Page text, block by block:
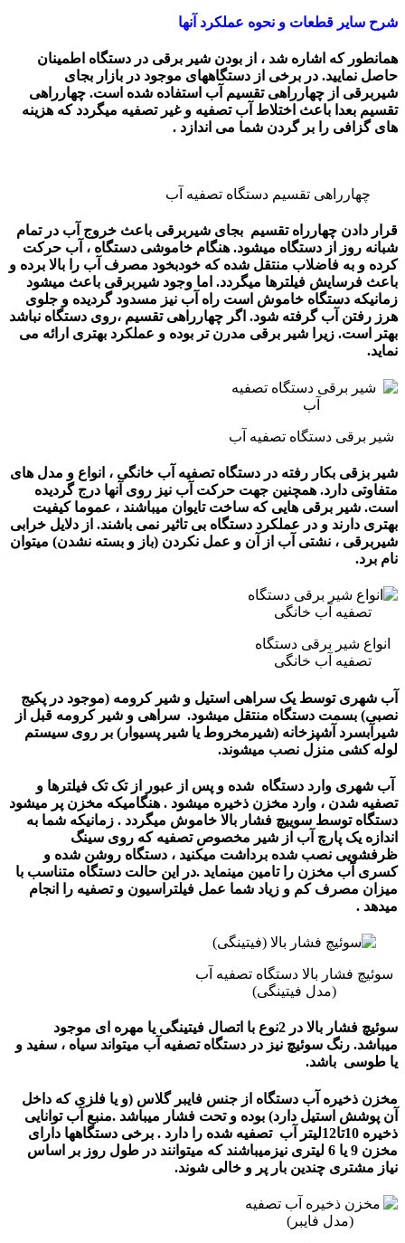
شرح سایر قطعات و نحوه عملکرد آنها
همانطور که اشاره شد ، از بودن شیر برقی در دستگاه اطمینان
حاصل نمایید. در برخی از دستگاههای موجود در بازار بجای
شیربرقی از چهارراهی تقسیم آب استفاده شده است. چهارراهی
تقسیم بعدا باعث اختلاط آب تصفیه و غیر تصفیه میگردد که هزینه
های گزافی را بر گردن شما می اندازد .
چهارراهی تقسیم دستگاه تصفیه آب
قرار دادن چهارراه تقسیم بجای شیربرقی باعث خروج آب در تمام
شبانه روز از دستگاه میشود. هنگام خاموشی دستگاه ، آب حرکت
کرده و به فاضلاب منتقل شده که خودبخود مصرف آب را بالا برده و
باعث فرسایش فیلترها میگردد. اما وجود شیربرقی باعث میشود
زمانیکه دستگاه خاموش است راه آب نیز مسدود گردیده و جلوی
هرز رفتن آب گرفته شود. اگر چهارراهی تقسیم ،روی دستگاه نباشد
بهتر است. زیرا شیر برقی مدرن تر بوده و عملکرد بهتری ارائه می
نماید.
شیر برقی دستگاه تصفیه آب
شیر بزقی بکار رفته در دستگاه تصفیه آب خانگی ، انواع و مدل های
متفاوتی دارد. همچنین جهت حرکت آب نیز روی آنها درج گردیده
است. شیر برقی هایی که ساخت تایوان میباشند ، عموما کیفیت
بهتری دارند و در عملکرد دستگاه بی تاثیر نمی باشند. از دلایل خرابی
شیربرقی ، نشتی آب از آن و عمل نکردن (باز و بسته نشدن) میتوان
نام برد.
انواع شیر برقی دستگاه
تصفیه آب خانگی
آب شهری توسط یک سراهی استیل و شیر کرومه (موجود در پکیج
نصبی) بسمت دستگاه منتقل میشود. سراهی و شیر کرومه قبل از
شیرآبسرد آشپزخانه (شیرمخروط یا شیر پسیوار) بر روی سیستم
لوله کشی منزل نصب میشوند.
آب شهری وارد دستگاه شده و پس از عبور از تک تک فیلترها و
تصفیه شدن ، وارد مخزن ذخیره میشود . هنگامیکه مخزن پر میشود
دستگاه توسط سوییچ فشار بالا خاموش میگردد . زمانیکه شما به
اندازه یک پارچ آب از شیر مخصوص تصفیه که روی سینگ
ظرفشویی نصب شده برداشت میکنید ، دستگاه روشن شده و
کسری آب مخزن را تامین مینماید .در این حالت دستگاه متناسب با
میزان مصرف کم و زیاد شما عمل فیلتراسیون و تصفیه را انجام
میدهد .
سوئیچ فشار بالا دستگاه تصفیه آب
(مدل فیتینگی)
سوئیچ فشار بالا در 2نوع با اتصال فیتینگی یا مهره ای موجود
میباشد. رنگ سوئیچ نیز در دستگاه تصفیه آب میتواند سیاه ، سفید و
یا طوسی باشد.
مخزن ذخیره آب دستگاه از جنس فایبر گلاس (و یا فلزی که داخل
آن پوشش استیل دارد) بوده و تحت فشار میباشد .منبع آب توانایی
ذخیره 10تا12لیتر آب تصفیه شده را دارد . برخی دستگاهها دارای
مخزن 9 یا 6 لیتری نیزمیباشند که میتوانند در طول روز بر اساس
نیاز مشتری چندین بار پر و خالی شوند.